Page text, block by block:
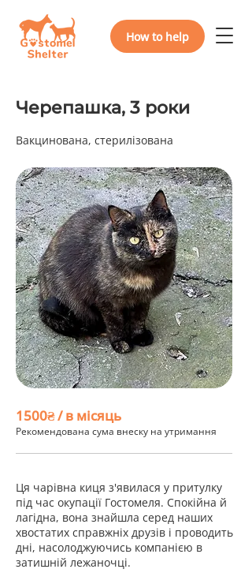
How to help
Черепашка, 3 роки
Вакцинована, стерилізована
1500₴ / в місяць
Рекомендована сума внеску на утримання
Ця чарівна киця з'явилася у притулку
під час окупації Гостомеля. Спокійна й
лагідна, вона знайшла серед наших
хвостатих справжніх друзів і проводить
дні, насолоджуючись компанією в
затишній лежаночці.